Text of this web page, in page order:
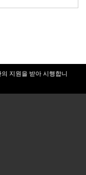
지원을 받아 시행합니